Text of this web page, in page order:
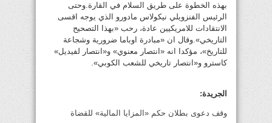
بهذه الخطوة على طريق السلام في القارة.وحتى
الرئيس الفنزويلي نيكولاس مادورو الذي يوجه اقسى
الانتقادات للامريكيين عادة، رحب «بهذا التصحيح
التاريخي».وقال ان «مبادرة اوباما ضرورية وشجاعة
للتاريخ»، مؤكدا انه «انتصار معنوي» و«انتصار لفيديل»
كاسترو و«انتصار تاريخي للشعب الكوبي».
الجريدة:
وقف دعوى بطلان حكم «المزايا المالية» للقضاة